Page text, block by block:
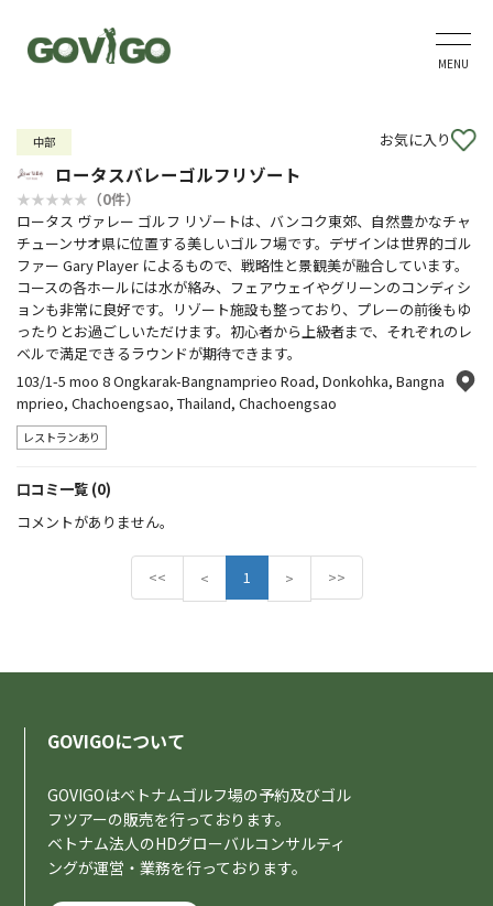
MENU
中部
ロータスバレーゴルフリゾート
お気に入り
（0件）
ロータス ヴァレー ゴルフ リゾートは、バンコク東郊、自然豊かなチャ
チューンサオ県に位置する美しいゴルフ場です。デザインは世界的ゴル
ファー Gary Player によるもので、戦略性と景観美が融合しています。
コースの各ホールには水が絡み、フェアウェイやグリーンのコンディシ
ョンも非常に良好です。リゾート施設も整っており、プレーの前後もゆ
ったりとお過ごしいただけます。初心者から上級者まで、それぞれのレ
ベルで満足できるラウンドが期待できます。
103/1-5 moo 8 Ongkarak-Bangnamprieo Road, Donkohka, Bangna
mprieo, Chachoengsao, Thailand, Chachoengsao
レストランあり
口コミ一覧 (0)
コメントがありません。
<< <P
r
1 >N
e
>>
GOVIGOについて
GOVIGOはベトナムゴルフ場の予約及びゴル
フツアーの販売を行っております。
ベトナム法人のHDグローバルコンサルティ
ングが運営・業務を行っております。